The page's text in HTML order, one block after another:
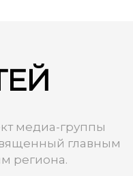
медиа-группы
главным
региона.